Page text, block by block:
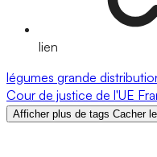
lien
légumes grande
Cour de justice de l'UE
Afficher plus de tags Cacher